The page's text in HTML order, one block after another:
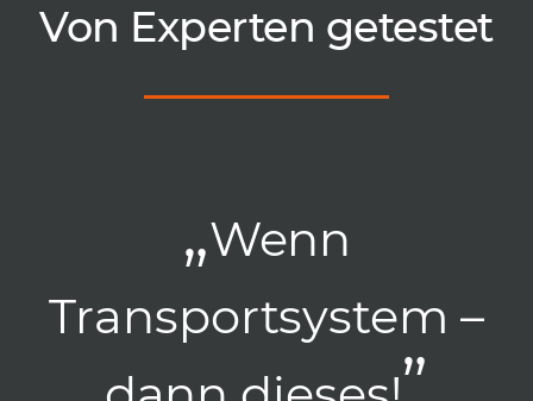
Von Experten getestet
„Wenn
Transportsystem –